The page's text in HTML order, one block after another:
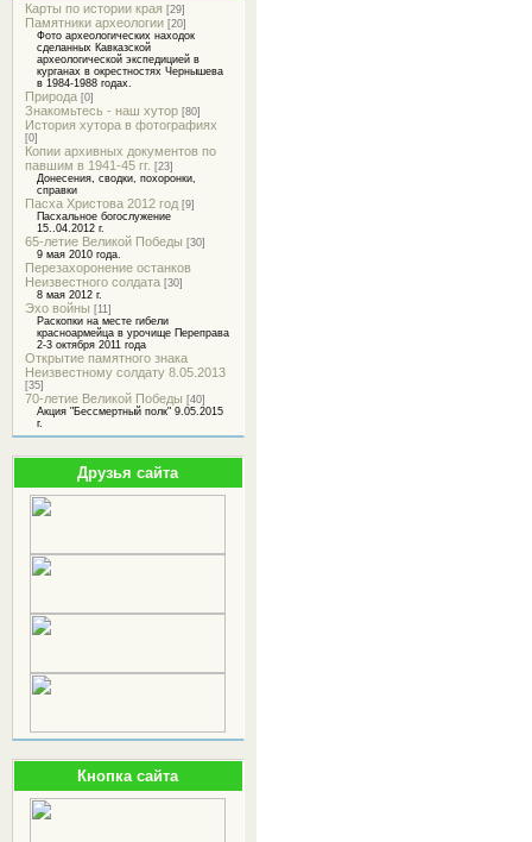
Карты по истории края [29]
Памятники археологии [20]
Фото археологических находок
сделанных Кавказской
археологической экспедицией в
курганах в окрестностях Чернышева
в 1984-1988 годах.
Природа [0]
Знакомьтесь - наш хутор [80]
История хутора в фотографиях
[0]
Копии архивных документов по
павшим в 1941-45 гг. [23]
Донесения, сводки, похоронки,
справки
Пасха Христова 2012 год [9]
Пасхальное богослужение
15..04.2012 г.
65-летие Великой Победы [30]
9 мая 2010 года.
Перезахоронение останков
Неизвестного солдата [30]
8 мая 2012 г.
Эхо войны [11]
Раскопки на месте гибели
красноармейца в урочище Переправа
2-3 октября 2011 года
Открытие памятного знака
Неизвестному солдату 8.05.2013
[35]
70-летие Великой Победы [40]
Акция "Бессмертный полк" 9.05.2015
г.
Друзья сайта
Кнопка сайта